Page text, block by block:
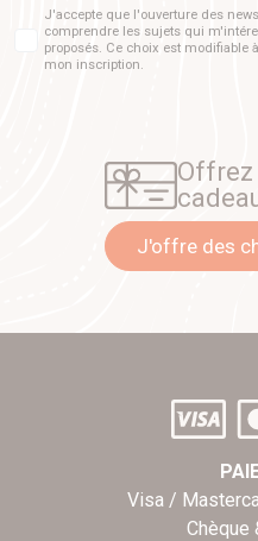
J'accepte que l'ouverture des
comprendre les sujets qui
proposés. Ce choix est
mon inscription.
Offrez
J'offre des
Visa /
Chèque